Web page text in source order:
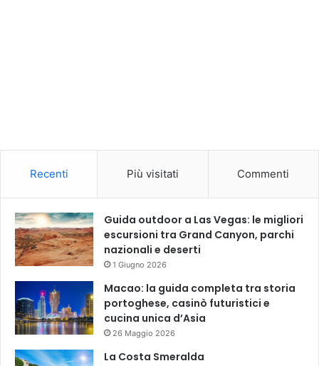
Recenti Più visitati Commenti
Guida outdoor a Las Vegas: le migliori
escursioni tra Grand Canyon, parchi
nazionali e deserti
1 Giugno 2026
Macao: la guida completa tra storia
portoghese, casinò futuristici e
cucina unica d’Asia
26 Maggio 2026
La Costa Smeralda